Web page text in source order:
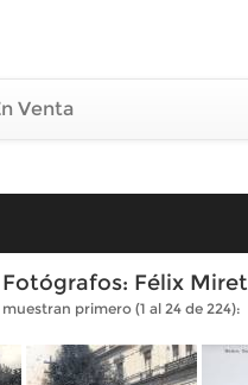
Venta
Félix Miret
primero (1 al 24 de 224):